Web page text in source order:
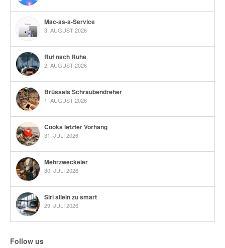
Mac-as-a-Service
3. AUGUST 2026
Ruf nach Ruhe
2. AUGUST 2026
Brüssels Schraubendreher
1. AUGUST 2026
Cooks letzter Vorhang
31. JULI 2026
Mehrzweckeier
30. JULI 2026
Siri allein zu smart
29. JULI 2026
Follow us